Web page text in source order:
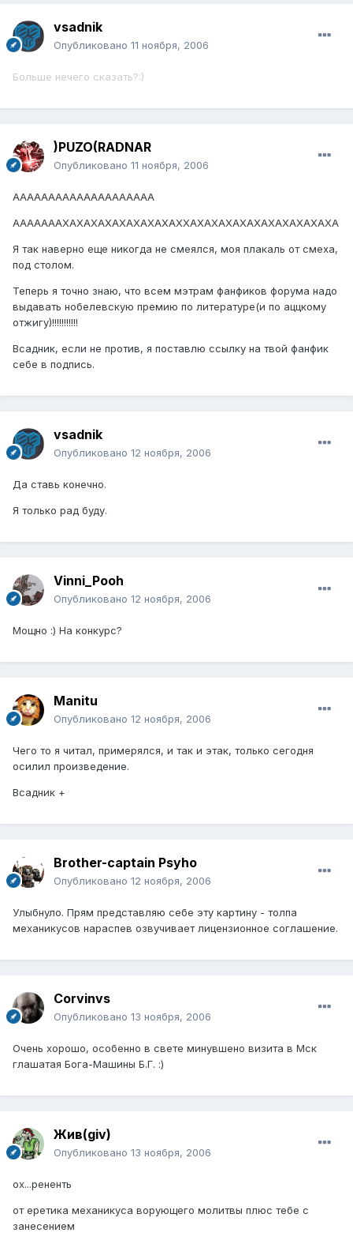
vsadnik
Опубликовано 11 ноября, 2006
Больше нечего сказать?:)
)PUZO(RADNAR
Опубликовано 11 ноября, 2006
АААААААААААААААААААА
АААААААХАХАХАХАХАХАХАХАХХАХАХАХАХАХАХАХАХАХАХА
Я так наверно еще никогда не смеялся, моя плакаль от смеха,
под столом.
Теперь я точно знаю, что всем мэтрам фанфиков форума надо
выдавать нобелевскую премию по литературе(и по аццкому
отжигу)!!!!!!!!!!!
Всадник, если не против, я поставлю ссылку на твой фанфик
себе в подпись.
vsadnik
Опубликовано 12 ноября, 2006
Да ставь конечно.
Я только рад буду.
Vinni_Pooh
Опубликовано 12 ноября, 2006
Мощно :) На конкурс?
Manitu
Опубликовано 12 ноября, 2006
Чего то я читал, примерялся, и так и этак, только сегодня
осилил произведение.
Всадник +
Brother-captain Psyho
Опубликовано 12 ноября, 2006
Улыбнуло. Прям представляю себе эту картину - толпа
механикусов нараспев озвучивает лицензионное соглашение.
Corvinvs
Опубликовано 13 ноября, 2006
Очень хорошо, особенно в свете минувшено визита в Мск
глашатая Бога-Машины Б.Г. :)
Жив(giv)
Опубликовано 13 ноября, 2006
ох...рененть
от еретика механикуса ворующего молитвы плюс тебе с
занесением